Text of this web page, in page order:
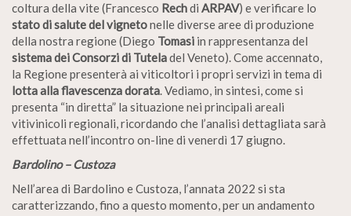
coltura della vite (Francesco Rechdi ARPAV) e verificare lo
stato di salute del vignetonelle diverse aree di produzione
della nostra regione (Diego Tomasi in rappresentanza del
sistema dei Consorzi di Tuteladel Veneto). Come accennato,
la Regione presenterà ai viticoltori i propri servizi in tema di
lotta alla flavescenza dorata. Vediamo, in sintesi, come si
presenta “in diretta” la situazione nei principali areali
vitivinicoli regionali, ricordando che l’analisi dettagliata sarà
effettuata nell’incontro on-line di venerdì 17 giugno.
Bardolino – Custoza
Nell’area di Bardolino e Custoza, l’annata 2022 si sta
caratterizzando, fino a questo momento, per un andamento